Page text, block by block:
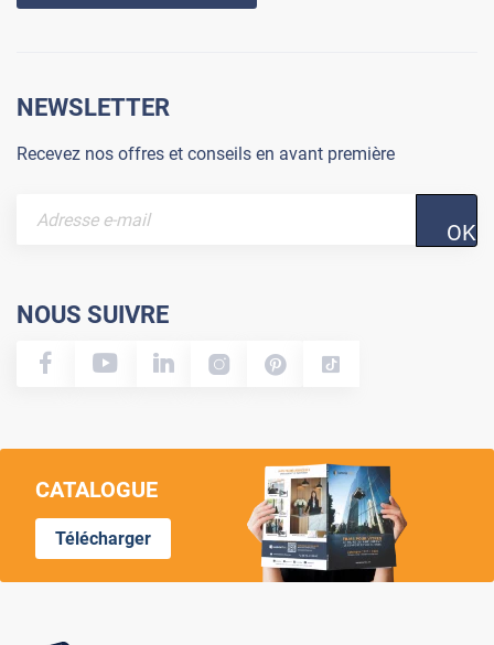
NEWSLETTER
Recevez nos offres et conseils en avant première
OK
NOUS SUIVRE
CATALOGUE
Télécharger